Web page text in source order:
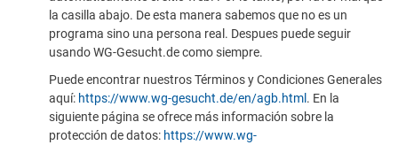
la casilla abajo. De esta manera sabemos que no es un
programa sino una persona real. Despues puede seguir
usando WG-Gesucht.de como siempre.
Puede encontrar nuestros Términos y Condiciones Generales
aquí: https://www.wg-gesucht.de/en/agb.html . En la
siguiente página se ofrece más información sobre la
protección de datos: https://www.wg-